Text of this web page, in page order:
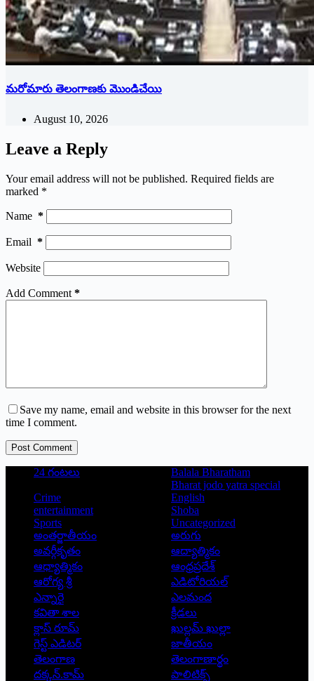
మరోమారు తెలంగాణకు మొండిచేయి
August 10, 2026
Leave a Reply
Your email address will not be published. Required fields are
marked *
Name *
Email *
Website
Add Comment *
Save my name, email and website in this browser for the next
time I comment.
Post Comment
24 గంటలు
Balala Bharatham
Bharat jodo yatra special
Crime
English
entertainment
Shoba
Sports
Uncategorized
అంతర్జాతీయం
అరుగు
అవర్గీకృతం
ఆద్యాత్మికం
ఆధ్యాత్మికం
ఆంధ్రప్రదేశ్
ఆరోగ్య శ్రీ
ఎడిటోరియల్
ఎన్నారై
ఎలమంద
కవితా శాల
క్రీడలు
క్లాస్ రూమ్
ఖుల్లమ్ ఖుల్లా
గెస్ట్ ఎడిటర్
జాతీయం
తెలంగాణ
తెలంగాణార్థం
దక్కన్.కామ్
పాలిటిక్స్